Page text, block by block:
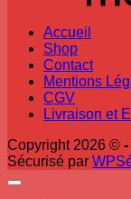
Accueil
Shop
Contact
Mentions
CGV
Livraison et
Copyright 2026 ©
Sécurisé par